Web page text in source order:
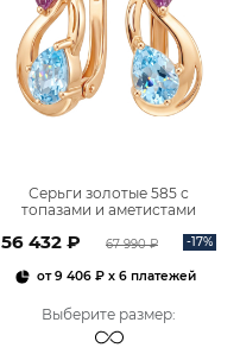
Серьги золотые 585 с
топазами и аметистами
56 432 ₽ 67 990 ₽ -17%
от9 406 ₽x 6 платежей
Выберите размер: